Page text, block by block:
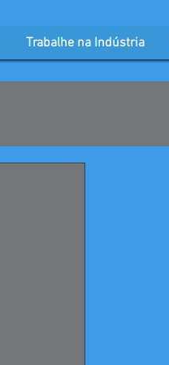
Trabalhe na Indústria